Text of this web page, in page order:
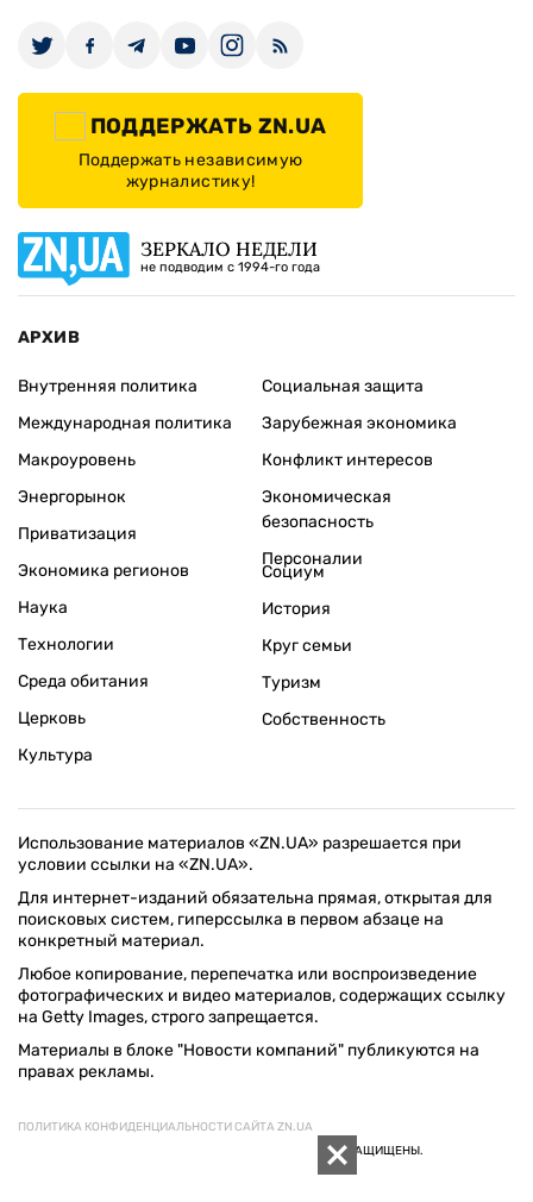
ПОДДЕРЖАТЬ ZN.UA
Поддержать независимую
журналистику!
ЗЕРКАЛО НЕДЕЛИ
не подводим с 1994-го года
АРХИВ
Внутренняя политика
Международная политика
Макроуровень
Энергорынок
Приватизация
Экономика регионов
Социальная защита
Зарубежная экономика
Конфликт интересов
Экономическая
безопасность
Персоналии
Наука
Технологии
Среда обитания
Церковь
Культура
Социум
История
Круг семьи
Туризм
Собственность
Использование материалов «ZN.UA» разрешается при
условии ссылки на «ZN.UA».
Для интернет-изданий обязательна прямая, открытая для
поисковых систем, гиперссылка в первом абзаце на
конкретный материал.
Любое копирование, перепечатка или воспроизведение
фотографических и видео материалов, содержащих ссылку
на Getty Images, строго запрещается.
Материалы в блоке "Новости компаний" публикуются на
правах рекламы.
ПОЛИТИКА КОНФИДЕНЦИАЛЬНОСТИ САЙТА ZN.UA
© 1994–2026 «ЗЕРКАЛО НЕДЕЛИ. УКРАИНА». ВСЕ ПРАВА ЗАЩИЩЕНЫ.